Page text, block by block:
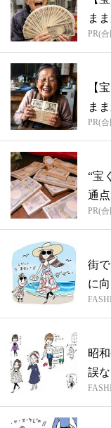
ま
PR(
【
ま
PR(
“宝
通
PR(
街
に
♡【
昭
誤
さ...